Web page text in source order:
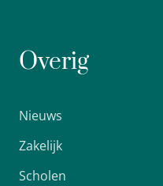
Overig
Nieuws
Zakelijk
Scholen